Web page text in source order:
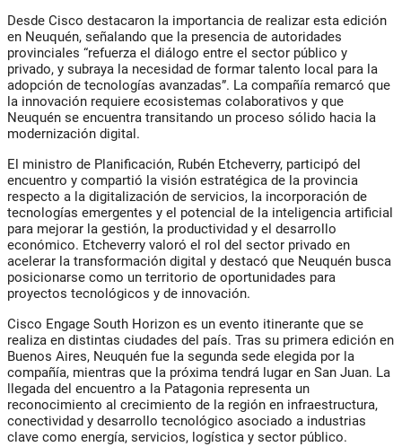
Desde Cisco destacaron la importancia de realizar esta edición
en Neuquén, señalando que la presencia de autoridades
provinciales “refuerza el diálogo entre el sector público y
privado, y subraya la necesidad de formar talento local para la
adopción de tecnologías avanzadas”. La compañía remarcó que
la innovación requiere ecosistemas colaborativos y que
Neuquén se encuentra transitando un proceso sólido hacia la
modernización digital.
El ministro de Planificación, Rubén Etcheverry, participó del
encuentro y compartió la visión estratégica de la provincia
respecto a la digitalización de servicios, la incorporación de
tecnologías emergentes y el potencial de la inteligencia artificial
para mejorar la gestión, la productividad y el desarrollo
económico. Etcheverry valoró el rol del sector privado en
acelerar la transformación digital y destacó que Neuquén busca
posicionarse como un territorio de oportunidades para
proyectos tecnológicos y de innovación.
Cisco Engage South Horizon es un evento itinerante que se
realiza en distintas ciudades del país. Tras su primera edición en
Buenos Aires, Neuquén fue la segunda sede elegida por la
compañía, mientras que la próxima tendrá lugar en San Juan. La
llegada del encuentro a la Patagonia representa un
reconocimiento al crecimiento de la región en infraestructura,
conectividad y desarrollo tecnológico asociado a industrias
clave como energía, servicios, logística y sector público.